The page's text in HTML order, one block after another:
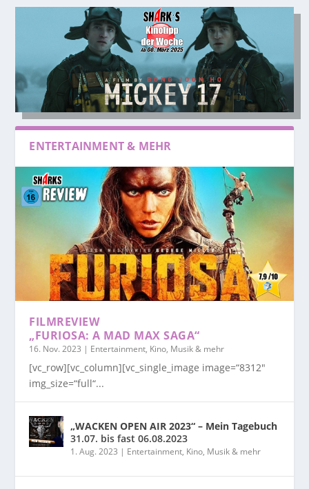
ENTERTAINMENT & MEHR
FILMREVIEW
„FURIOSA: A MAD MAX SAGA“
16. Nov. 2023 | Entertainment, Kino, Musik & mehr
[vc_row][vc_column][vc_single_image image=“8312″
img_size=“full“...
„WACKEN OPEN AIR 2023“ – Mein Tagebuch
31.07. bis fast 06.08.2023
1. Aug. 2023 | Entertainment, Kino, Musik & mehr